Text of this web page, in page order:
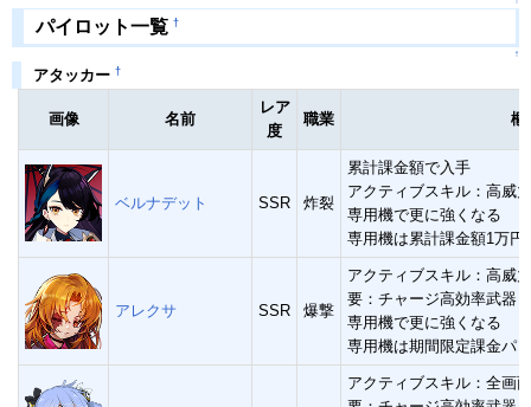
パイロット一覧 †
↑
アタッカー †
画像 名前
レア
度
職業 概
ベルナデット SSR 炸裂
累計課金額で入手
アクティブスキル：高威
専用機で更に強くなる
専用機は累計課金額1万円
アレクサ SSR 爆撃
アクティブスキル：高威
要：チャージ高効率武器
専用機で更に強くなる
専用機は期間限定課金パ
アクティブスキル：全画